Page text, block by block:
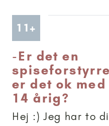
11+ Artikler
-Er det en
er det ok med
14 årig?
Hej :) Jeg har to